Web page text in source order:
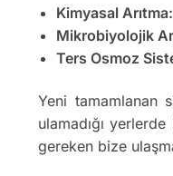
Kimyasal Arıtma:
Mikrobiyolojik
Ters Osmoz
Yeni tamamlanan
ulamadığı
gereken bize